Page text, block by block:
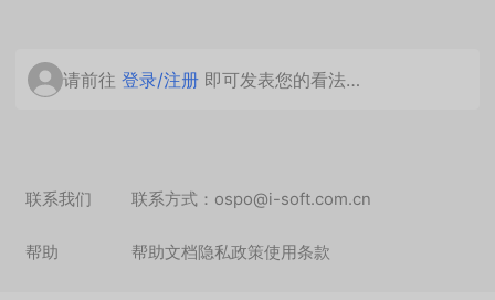
请前往登录/注册 即可发表您的看法…
联系我们 联系方式：ospo@i-soft.com.cn
帮助 帮助文档隐私政策使用条款